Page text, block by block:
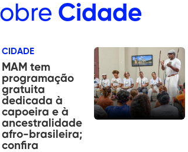
Cidade
CIDADE
MAM tem
programação
gratuita
dedicada à
capoeira e à
ancestralidade
afro-brasileira;
confira